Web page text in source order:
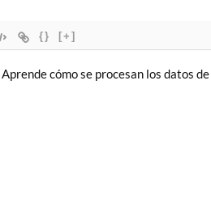
{} [+]
Aprende cómo se procesan los datos